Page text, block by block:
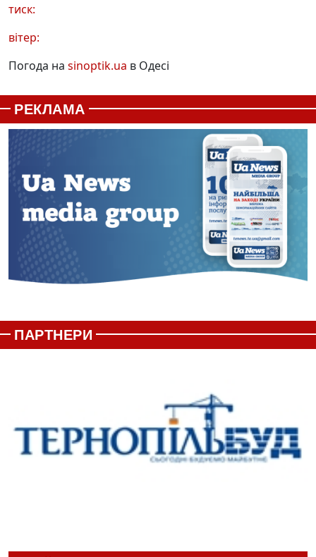
тиск:
вітер:
Погода на sinoptik.ua в Одесі
РЕКЛАМА
ПАРТНЕРИ